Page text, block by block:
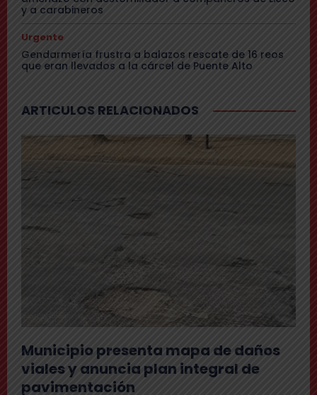
y a carabineros
Urgente
Gendarmería frustra a balazos rescate de 16 reos
que eran llevados a la cárcel de Puente Alto
ARTICULOS RELACIONADOS
Municipio presenta mapa de daños
viales y anuncia plan integral de
pavimentación